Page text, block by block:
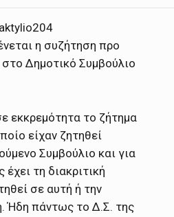
η συζήτηση προ
Δημοτικό Συμβούλιο
εκκρεμότητα το ζήτημα
είχαν ζητηθεί
Συμβούλιο και για
τη διακριτική
σε αυτή ή την
Ήδη πάντως το Δ.Σ. της